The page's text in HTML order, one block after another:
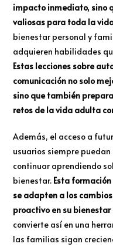
impacto inmediato, sino
valiosas para toda la
bienestar personal y
adquieren habilidades
Estas lecciones sobre
comunicación no solo
sino que también
retos de la vida adulta
Además, el acceso a
usuarios siempre
continuar aprendiendo
bienestar. Esta
se adapten a los
proactivo en su
convierte así en una
las familias sigan